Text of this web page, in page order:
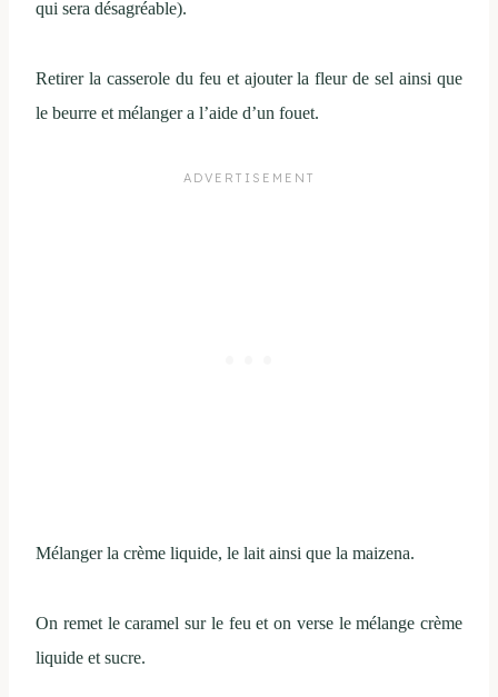
qui sera désagréable).
Retirer la casserole du feu et ajouter la fleur de sel ainsi que
le beurre et mélanger a l’aide d’un fouet.
Mélanger la crème liquide, le lait ainsi que la maizena.
On remet le caramel sur le feu et on verse le mélange crème
liquide et sucre.